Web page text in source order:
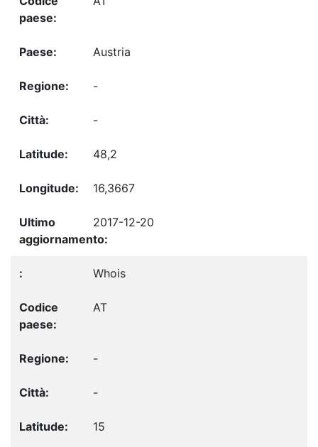
Austria
-
-
48,2
16,3667
2017-12-20
Whois
AT
-
-
15